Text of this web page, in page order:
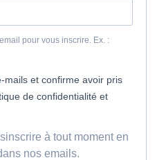
pour vous inscrire. Ex. :
mails et confirme avoir pris
de confidentialité et
à tout moment en
nos emails.